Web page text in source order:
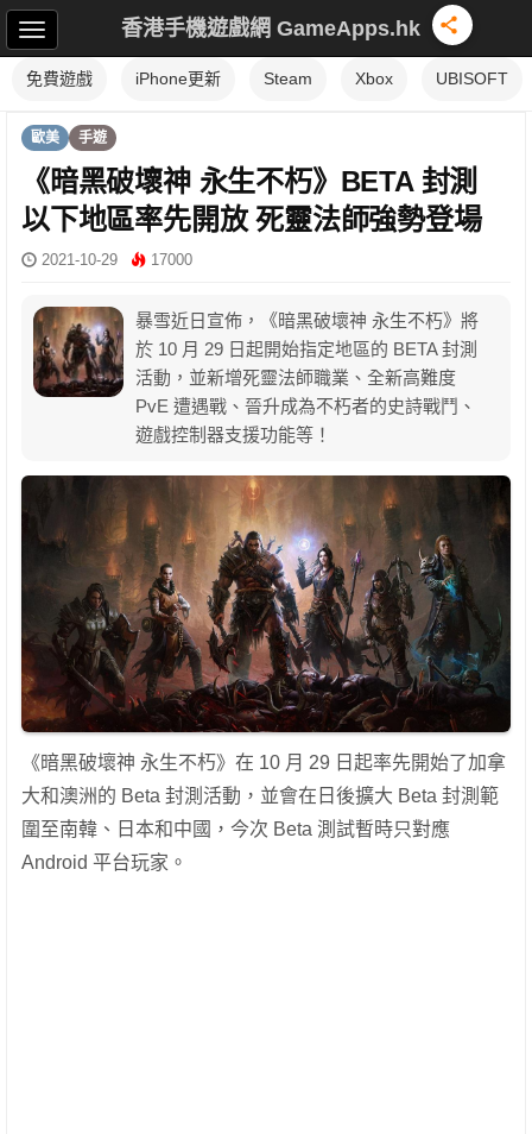
香港手機遊戲網 GameApps.hk
免費遊戲 iPhone更新 Steam Xbox UBISOFT
歐美 手遊
《暗黑破壞神 永生不朽》BETA 封測
以下地區率先開放 死靈法師強勢登場
2021-10-29 17000
暴雪近日宣佈，《暗黑破壞神 永生不朽》將
於 10 月 29 日起開始指定地區的 BETA 封測
活動，並新增死靈法師職業、全新高難度
PvE 遭遇戰、晉升成為不朽者的史詩戰鬥、
遊戲控制器支援功能等！
《暗黑破壞神 永生不朽》在 10 月 29 日起率先開始了加拿
大和澳洲的 Beta 封測活動，並會在日後擴大 Beta 封測範
圍至南韓、日本和中國，今次 Beta 測試暫時只對應
Android 平台玩家。